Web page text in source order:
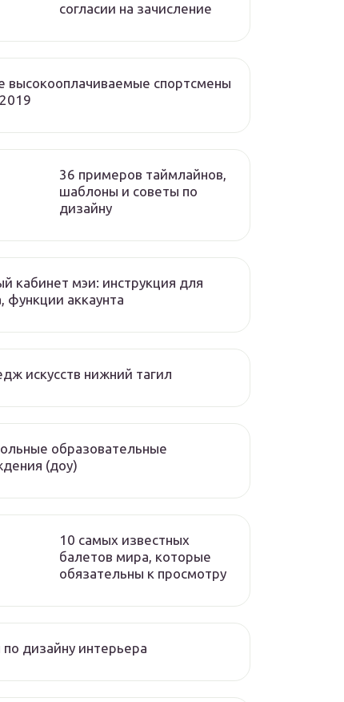
согласии на зачисление
высокооплачиваемые спортсмены
36 примеров таймлайнов,
шаблоны и советы по
дизайну
кабинет мэи: инструкция для
функции аккаунта
искусств нижний тагил
образовательные
(доу)
10 самых известных
балетов мира, которые
обязательны к просмотру
по дизайну интерьера